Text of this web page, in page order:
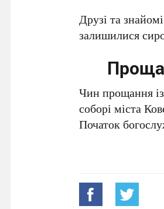
Друзі та
залишилися
Чин прощання із
соборі міста
Початок